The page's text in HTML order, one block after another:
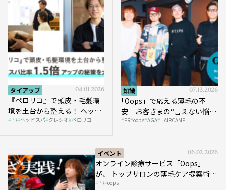
タイアップ 04.01.2026
『ペロリコ』で頭皮・毛髪環
境を土台から整える！ ヘッド
スパ比率1.5倍アップの秘策を
PR ヘッドスパ クレシオ ペロリコ
知識 07.13.2026
｢Oops」で応える薄毛の不
安 お客さまの“言えない悩
み”にどう向き合う？ ＃01
PR oops AGA HAIRCAMP
イベント 06.02.2026
オンライン診療サービス「Oops」
が、 トップサロンの薄毛ケア提案術を
HAIRCAMPで公開！
PR oops